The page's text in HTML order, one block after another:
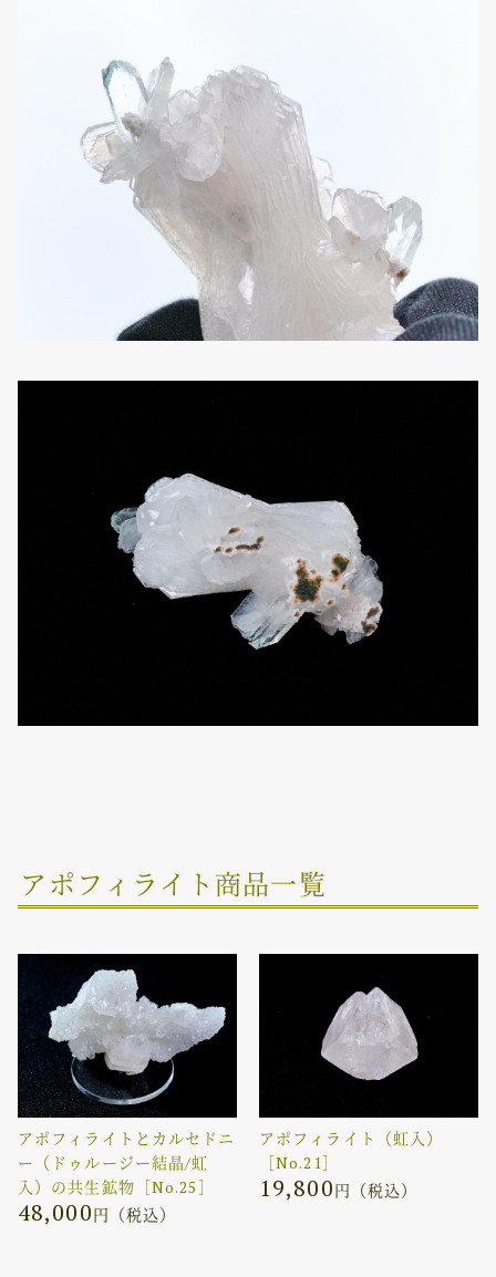
アポフィライト商品一覧
アポフィライトとカルセドニ
ー（ドゥルージー結晶/虹
入）の共生鉱物［No.25］
48,000円（税込）
アポフィライト（虹入）
［No.21］
19,800円（税込）